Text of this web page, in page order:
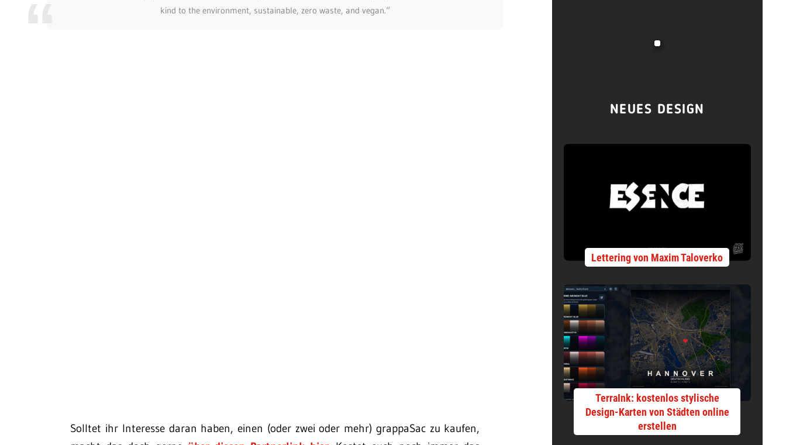
kind to the environment, sustainable, zero waste, and vegan.“
Solltet ihr Interesse daran haben, einen (oder zwei oder mehr) grappaSac zu kaufen,
NEUES DESIGN
Lettering von Maxim Taloverko
TerraInk: kostenlos stylische
Design-Karten von Städten online
erstellen